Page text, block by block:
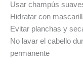
Usar champús
Hidratar con
Evitar planchas y
No lavar el cabello
permanente